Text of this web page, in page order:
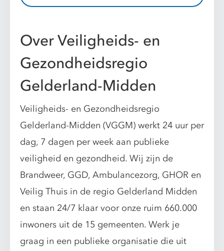
Over Veiligheids- en
Gezondheidsregio
Gelderland-Midden
Veiligheids- en Gezondheidsregio
Gelderland-Midden (VGGM) werkt 24 uur per
dag, 7 dagen per week aan publieke
veiligheid en gezondheid. Wij zijn de
Brandweer, GGD, Ambulancezorg, GHOR en
Veilig Thuis in de regio Gelderland Midden
en staan 24/7 klaar voor onze ruim 660.000
inwoners uit de 15 gemeenten. Werk je
graag in een publieke organisatie die uit